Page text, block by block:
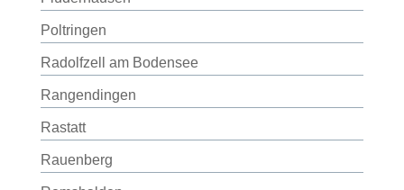
Poltringen
Radolfzell am Bodensee
Rangendingen
Rastatt
Rauenberg